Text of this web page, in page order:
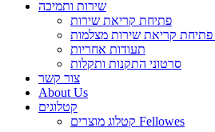
שירות ותמיכה
פתיחת קריאת שירות
תעודות אחריות
סרטוני התקנות ותקלות
צור קשר
About Us
קטלוגים
קטלוג מוצרים Fellowes